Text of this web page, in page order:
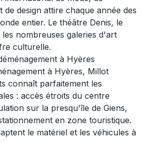
de design attire chaque année des
entier. Le théâtre Denis, le
les nombreuses galeries d'art
culturelle.
à Hyères
à Hyères, Millot
connaît parfaitement les
: accès étroits du centre
sur la presqu'île de Giens,
en zone touristique.
le matériel et les véhicules à